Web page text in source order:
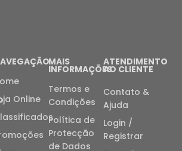
Online
MAIS
INFORMAÇÕES
Termos e
Condições
Política de
Protecção
de Dados
ATENDIMENTO
AO CLIENTE
Contato &
Ajuda
Login /
Registrar